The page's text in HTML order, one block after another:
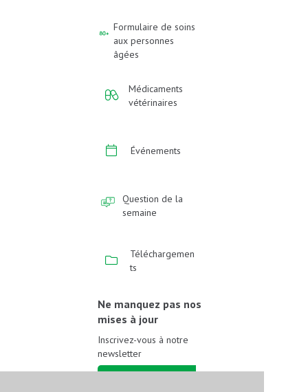
Formulaire de soins
aux personnes
âgées
Médicaments
vétérinaires
Événements
Question de la
semaine
Téléchargemen
ts
Ne manquez pas nos
mises à jour
Inscrivez-vous à notre
newsletter